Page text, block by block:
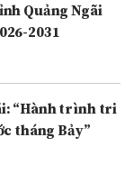
Quảng Ngãi
2031
“Hành trình tri
tháng Bảy”